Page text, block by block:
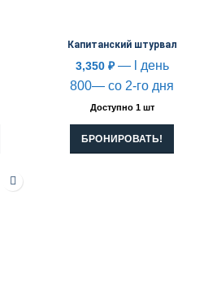
Капитанский штурвал
3,350 ₽— l день
800— со 2-го дня
Доступно 1 шт
БРОНИРОВАТЬ!